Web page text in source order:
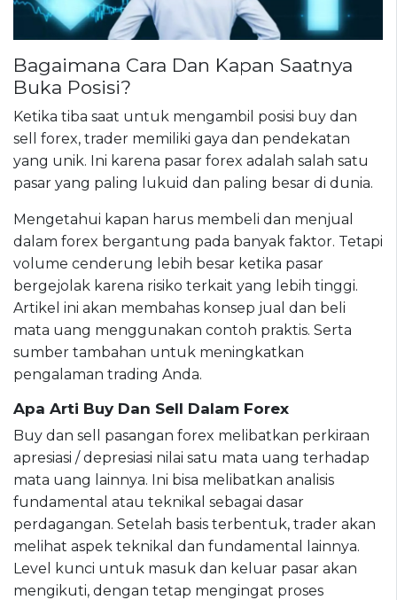
Bagaimana Cara Dan Kapan Saatnya
Buka Posisi?
Ketika tiba saat untuk mengambil posisi buy dan
sell forex, trader memiliki gaya dan pendekatan
yang unik. Ini karena pasar forex adalah salah satu
pasar yang paling lukuid dan paling besar di dunia.
Mengetahui kapan harus membeli dan menjual
dalam forex bergantung pada banyak faktor. Tetapi
volume cenderung lebih besar ketika pasar
bergejolak karena risiko terkait yang lebih tinggi.
Artikel ini akan membahas konsep jual dan beli
mata uang menggunakan contoh praktis. Serta
sumber tambahan untuk meningkatkan
pengalaman trading Anda.
Apa Arti Buy Dan Sell Dalam Forex
Buy dan sell pasangan forex melibatkan perkiraan
apresiasi / depresiasi nilai satu mata uang terhadap
mata uang lainnya. Ini bisa melibatkan analisis
fundamental atau teknikal sebagai dasar
perdagangan. Setelah basis terbentuk, trader akan
melihat aspek teknikal dan fundamental lainnya.
Level kunci untuk masuk dan keluar pasar akan
mengikuti, dengan tetap mengingat proses